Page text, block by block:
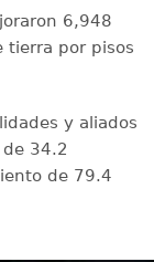
6,948
tierra por pisos
y aliados
34.2
de 79.4